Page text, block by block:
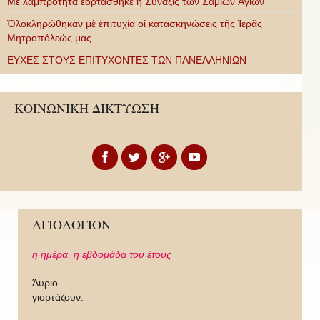
Ὁλοκληρώθηκαν μὲ ἐπιτυχία οἱ κατασκηνώσεις τῆς Ἱερᾶς
Μητροπόλεώς μας
ΕΥΧΕΣ ΣΤΟΥΣ ΕΠΙΤΥΧΟΝΤΕΣ ΤΩΝ ΠΑΝΕΛΛΗΝΙΩΝ
ΚΟΙΝΩΝΙΚΗ ΔΙΚΤΥΩΣΗ
ΑΓΙΟΛΟΓΙΟΝ
η ημέρα, η εβδομάδα του έτους
Άυριο
γιορτάζουν: